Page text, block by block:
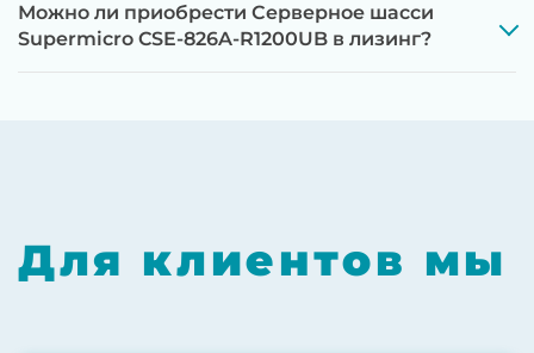
Этап 2:Обновление прошивок BIOS, RAID-
контроллеров, iLO/iDRAC и сетевых
Можно ли приобрести Серверное шасси
Supermicro CSE-826A-R1200UB в лизинг?
Для клиентов мы